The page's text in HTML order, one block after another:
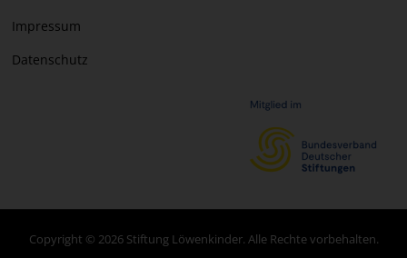
Impressum
Datenschutz
Copyright © 2026 Stiftung Löwenkinder. Alle Rechte vorbehalten.